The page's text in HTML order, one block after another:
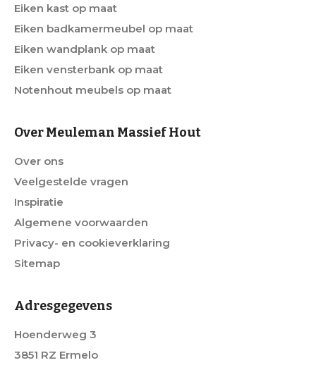
Eiken kast op maat
Eiken badkamermeubel op maat
Eiken wandplank op maat
Eiken vensterbank op maat
Notenhout meubels op maat
Over Meuleman Massief Hout
Over ons
Veelgestelde vragen
Inspiratie
Algemene voorwaarden
Privacy- en cookieverklaring
Sitemap
Adresgegevens
Hoenderweg 3
3851 RZ Ermelo